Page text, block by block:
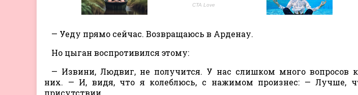
— Уеду прямо сейчас. Возвращаюсь в Арденау.
Но цыган воспротивился этому:
— Извини, Людвиг, не получится. У нас слишком много вопросов
них. — И, видя, что я колеблюсь, с нажимом произнес: — Лучше,
присутствии.